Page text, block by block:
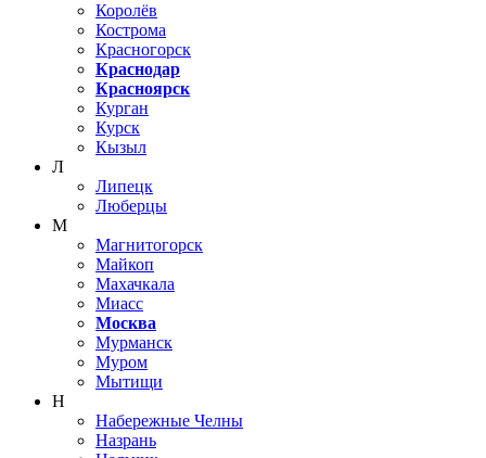
Королёв
Кострома
Красногорск
Краснодар
Красноярск
Курган
Курск
Кызыл
Л
Липецк
Люберцы
М
Магнитогорск
Майкоп
Махачкала
Миасс
Москва
Мурманск
Муром
Мытищи
Н
Набережные Челны
Назрань